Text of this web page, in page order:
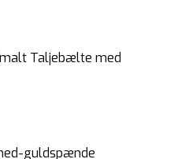
Taljebælte med